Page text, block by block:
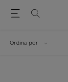
Ordina per